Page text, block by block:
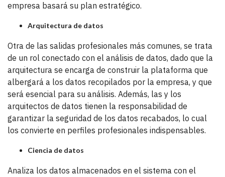
empresa basará su plan estratégico.
Arquitectura de datos
Otra de las salidas profesionales más comunes, se trata
de un rol conectado con el análisis de datos, dado que la
arquitectura se encarga de construir la plataforma que
albergará a los datos recopilados por la empresa, y que
será esencial para su análisis. Además, las y los
arquitectos de datos tienen la responsabilidad de
garantizar la seguridad de los datos recabados, lo cual
los convierte en perfiles profesionales indispensables.
Ciencia de datos
Analiza los datos almacenados en el sistema con el